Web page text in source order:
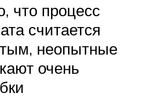
что процесс
считается
неопытные
очень